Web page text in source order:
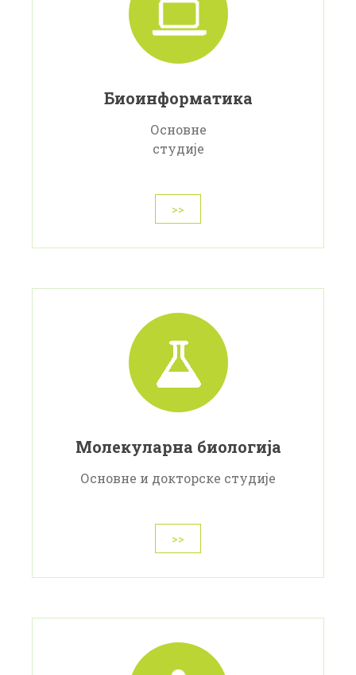
Биоинформатика
Основне
студије
>>
Молекуларна биологија
Основне и докторске студије
>>